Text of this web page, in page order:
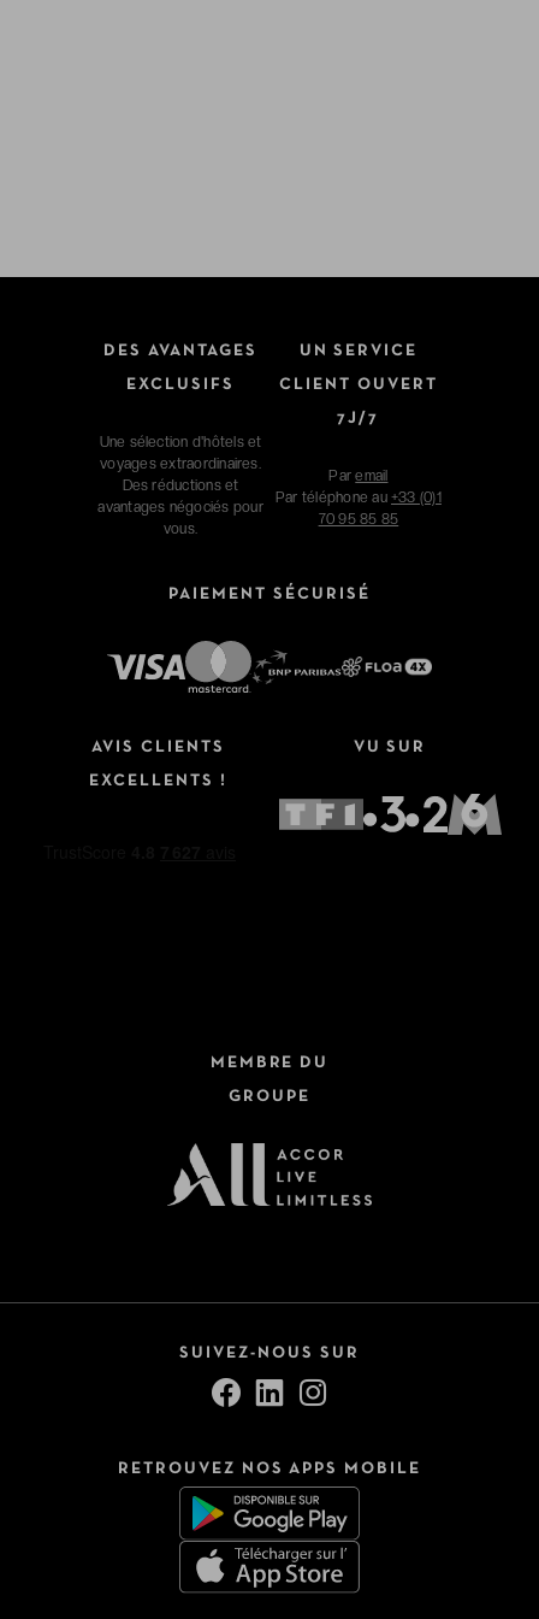
DES AVANTAGES
EXCLUSIFS
Une sélection d'hôtels et
voyages extraordinaires.
Des réductions et
avantages négociés pour
vous.
UN SERVICE
CLIENT OUVERT
7J/7
Paremail
Par téléphone au +33 (0)1
70 95 85 85
PAIEMENT SÉCURISÉ
AVIS CLIENTS
EXCELLENTS !
VU SUR
MEMBRE DU
GROUPE
SUIVEZ-NOUS SUR
RETROUVEZ NOS APPS MOBILE